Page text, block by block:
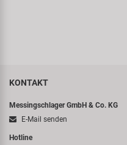
KONTAKT
Messingschlager GmbH & Co. KG
E-Mail senden
Hotline